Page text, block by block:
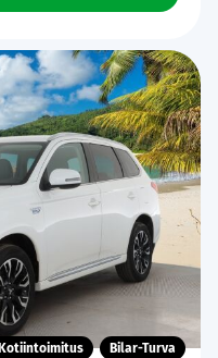
Kotiintoimitus Bilar-Turva